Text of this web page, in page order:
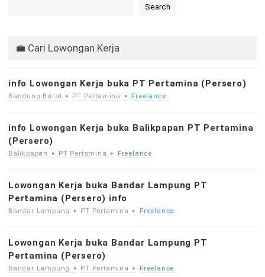
Search
💼 Cari Lowongan Kerja
info Lowongan Kerja buka PT Pertamina (Persero)
Bandung Barat PT Pertamina Freelance
info Lowongan Kerja buka Balikpapan PT Pertamina
(Persero)
Balikpapan PT Pertamina Freelance
Lowongan Kerja buka Bandar Lampung PT
Pertamina (Persero) info
Bandar Lampung PT Pertamina Freelance
Lowongan Kerja buka Bandar Lampung PT
Pertamina (Persero)
Bandar Lampung PT Pertamina Freelance